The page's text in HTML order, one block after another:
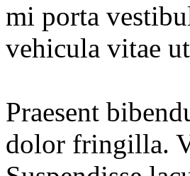
mi porta
vehicula vitae
Praesent
dolor fringilla.